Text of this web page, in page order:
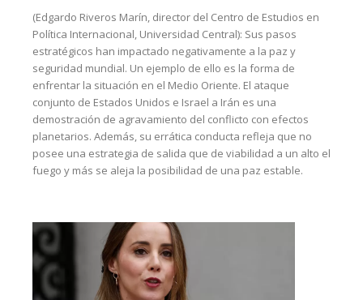
(Edgardo Riveros Marín, director del Centro de Estudios en
Política Internacional, Universidad Central): Sus pasos
estratégicos han impactado negativamente a la paz y
seguridad mundial. Un ejemplo de ello es la forma de
enfrentar la situación en el Medio Oriente. El ataque
conjunto de Estados Unidos e Israel a Irán es una
demostración de agravamiento del conflicto con efectos
planetarios. Además, su errática conducta refleja que no
posee una estrategia de salida que de viabilidad a un alto el
fuego y más se aleja la posibilidad de una paz estable.